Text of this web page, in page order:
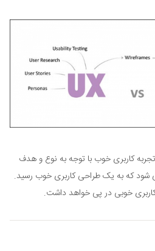
کاربری خوب با توجه به نوع و هدف
که به یک طراحی کاربری خوب رسید.
خوبی در پی خواهد داشت.